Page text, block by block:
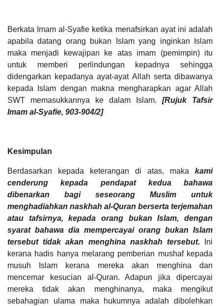
Berkata Imam al-Syafie ketika menafsirkan ayat ini adalah
apabila datang orang bukan Islam yang inginkan Islam
maka menjadi kewajipan ke atas imam (pemimpin) itu
untuk memberi perlindungan kepadnya sehingga
didengarkan kepadanya ayat-ayat Allah serta dibawanya
kepada Islam dengan makna mengharapkan agar Allah
SWT memasukkannya ke dalam Islam. [Rujuk Tafsir
Imam al-Syafie, 903-904/2]
Kesimpulan
Berdasarkan kepada keterangan di atas, maka kami
cenderung kepada pendapat kedua bahawa
dibenarkan bagi seseorang Muslim untuk
menghadiahkan naskhah al-Quran berserta terjemahan
atau tafsirnya, kepada orang bukan Islam, dengan
syarat bahawa dia mempercayai orang bukan Islam
tersebut tidak akan menghina naskhah tersebut. Ini
kerana hadis hanya melarang pemberian mushaf kepada
musuh Islam kerana mereka akan menghina dan
mencemar kesucian al-Quran. Adapun jika dipercayai
mereka tidak akan menghinanya, maka mengikut
sebahagian ulama maka hukumnya adalah dibolehkan